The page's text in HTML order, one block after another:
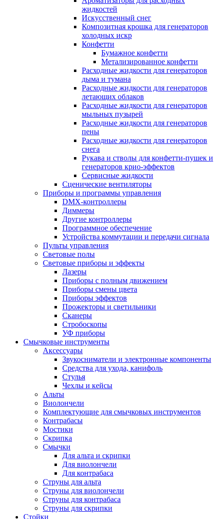
жидкостей
Искусственный снег
Композитная крошка для генераторов
холодных искр
Конфетти
Бумажное конфетти
Метализированное конфетти
Расходные жидкости для генераторов
дыма и тумана
Расходные жидкости для генераторов
летающих облаков
Расходные жидкости для генераторов
мыльных пузырей
Расходные жидкости для генераторов
пены
Расходные жидкости для генераторов
снега
Рукава и стволы для конфетти-пушек и
генераторов крио-эффектов
Сервисные жидкости
Сценические вентиляторы
Приборы и программы управления
DMX-контроллеры
Диммеры
Другие контроллеры
Программное обеспечение
Устройства коммутации и передачи сигнала
Пульты управления
Световые полы
Световые приборы и эффекты
Лазеры
Приборы с полным движением
Приборы смены цвета
Приборы эффектов
Прожекторы и светильники
Сканеры
Стробоскопы
УФ приборы
Смычковые инструменты
Аксессуары
Звукосниматели и электронные компоненты
Средства для ухода, канифоль
Стулья
Чехлы и кейсы
Альты
Виолончели
Комплектующие для смычковых инструментов
Контрабасы
Мостики
Скрипка
Смычки
Для альта и скрипки
Для виолончели
Для контрабаса
Струны для альта
Струны для виолончели
Струны для контрабаса
Струны для скрипки
Стойки